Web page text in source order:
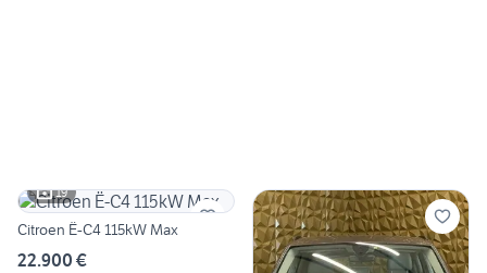
19
Citroen Ë-C4 115kW Max
22.900 €